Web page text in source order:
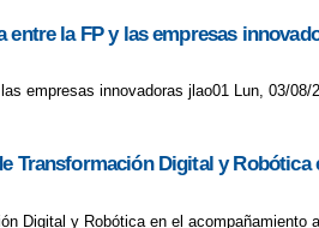
entre la FP y las empresas
empresas innovadoras jlao01 Lun, 03/08/
Transformación Digital y
Digital y Robótica en el